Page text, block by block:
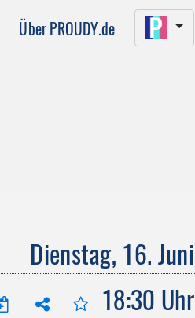
Über PROUDY.de
Dienstag, 16. Juni
18:30 Uhr